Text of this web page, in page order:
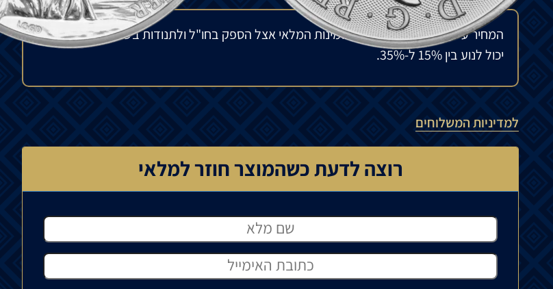
המחיר עשוי להשתנות בהתאם לזמינות המלאי אצל הספק בחו"ל ולתנודות בשוק העולמי. הפער
יכול לנוע בין 15% ל-35%.
למדיניות המשלוחים
רוצה לדעת כשהמוצר חוזר למלאי